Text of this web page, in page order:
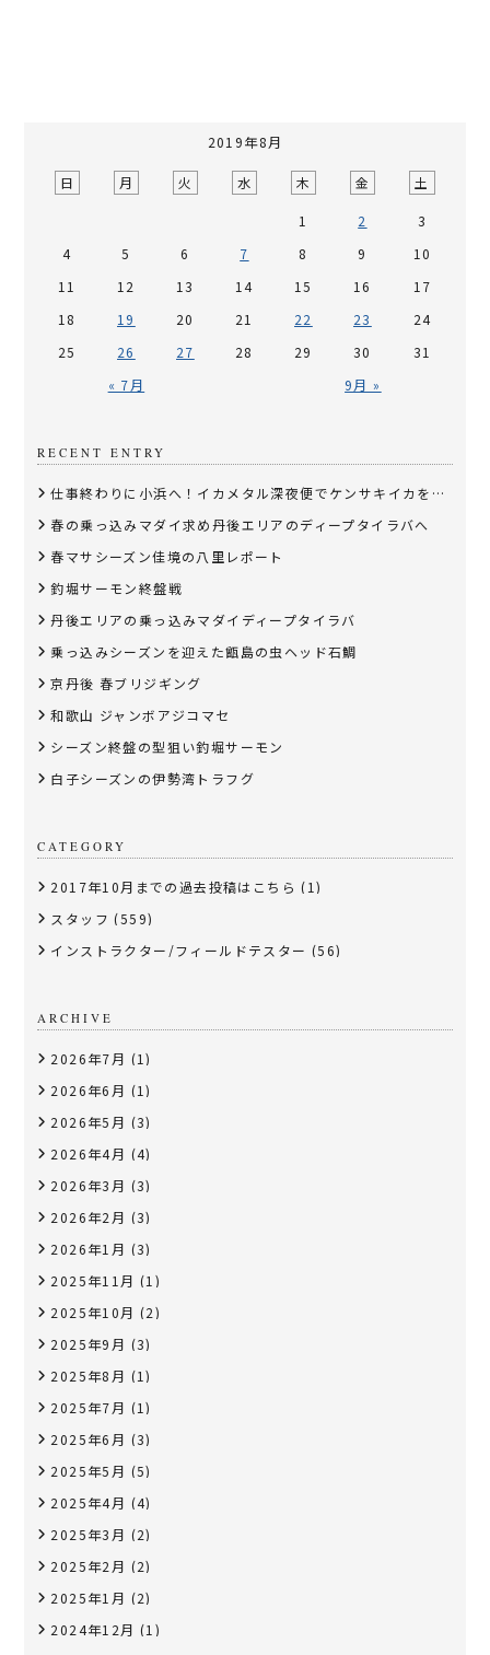
2019年8月
日 月 火 水 木 金 土
« 7月 9月 »
1 2
3
4
5 6 7 8 9
10
11
12 13 14 15 16
17
18
19 20 21 22 23
24
25
26 27 28 29 30 31
RECENT ENTRY
仕事終わりに小浜へ！イカメタル深夜便でケンサキイカを狙う
春の乗っ込みマダイ求め丹後エリアのディープタイラバへ
春マサシーズン佳境の八里レポート
釣堀サーモン終盤戦
丹後エリアの乗っ込みマダイディープタイラバ
乗っ込みシーズンを迎えた甑島の虫ヘッド石鯛
京丹後 春ブリジギング
和歌山 ジャンボアジコマセ
シーズン終盤の型狙い釣堀サーモン
白子シーズンの伊勢湾トラフグ
CATEGORY
2017年10月までの過去投稿はこちら (1)
スタッフ (559)
インストラクター/フィールドテスター (56)
ARCHIVE
2026年7月 (1)
2026年6月 (1)
2026年5月 (3)
2026年4月 (4)
2026年3月 (3)
2026年2月 (3)
2026年1月 (3)
2025年11月 (1)
2025年10月 (2)
2025年9月 (3)
2025年8月 (1)
2025年7月 (1)
2025年6月 (3)
2025年5月 (5)
2025年4月 (4)
2025年3月 (2)
2025年2月 (2)
2025年1月 (2)
2024年12月 (1)